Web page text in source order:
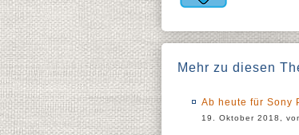
Mehr zu diesen
Ab heute für Sony
19. Oktober 2018,